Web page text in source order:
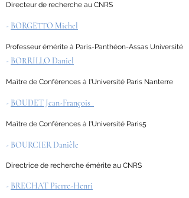
Directeur de recherche au CNRS
- BORGETTO Michel
Professeur émérite à Paris-Panthéon-Assas Université
- BORRILLO Daniel
Maître de Conférences à l'Université Paris Nanterre
- BOUDET Jean-François
Maître de Conférences à l'Université Paris5
- BOURCIER Danièle
Directrice de recherche émérite au CNRS
- BRECHAT Pierre-Henri